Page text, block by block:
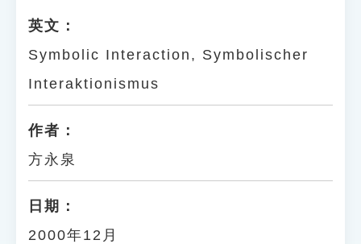
教學應用
貓頭鷹博士
英文：
Symbolic Interaction, Symbolischer
Interaktionismus
作者：
方永泉
日期：
2000年12月